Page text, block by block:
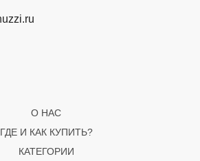
О НАС
ГДЕ И КАК КУПИТЬ?
КАТЕГОРИИ